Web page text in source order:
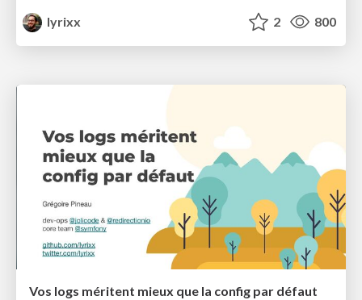
lyrixx
2 800
Vos logs méritent mieux que la config par défaut